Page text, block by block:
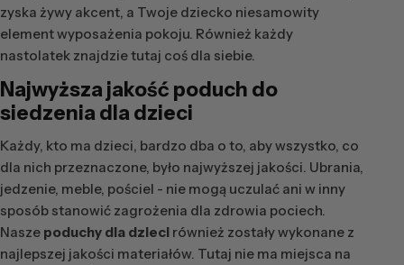
zyska żywy akcent, a Twoje dziecko niesamowity
element wyposażenia pokoju. Również każdy
nastolatek znajdzie tutaj coś dla siebie.
Najwyższa jakość poduch do
siedzenia dla dzieci
Każdy, kto ma dzieci, bardzo dba o to, aby wszystko, co
dla nich przeznaczone, było najwyższej jakości. Ubrania,
jedzenie, meble, pościel - nie mogą uczulać ani w inny
sposób stanowić zagrożenia dla zdrowia pociech.
Nasze poduchy dla dzieci również zostały wykonane z
najlepszej jakości materiałów. Tutaj nie ma miejsca na